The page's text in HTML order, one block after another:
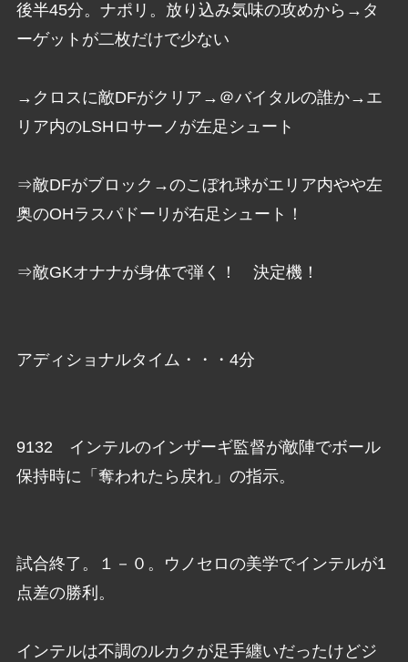
後半45分。ナポリ。放り込み気味の攻めから→タ
ーゲットが二枚だけで少ない
→クロスに敵DFがクリア→＠バイタルの誰か→エ
リア内のLSHロサーノが左足シュート
⇒敵DFがブロック→のこぼれ球がエリア内やや左
奥のOHラスパドーリが右足シュート！
⇒敵GKオナナが身体で弾く！ 決定機！
アディショナルタイム・・・4分
9132 インテルのインザーギ監督が敵陣でボール
保持時に「奪われたら戻れ」の指示。
試合終了。１－０。ウノセロの美学でインテルが1
点差の勝利。
インテルは不調のルカクが足手纏いだったけどジ